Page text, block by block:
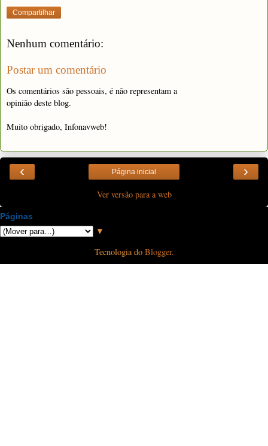
Compartilhar
Nenhum comentário:
Postar um comentário
Os comentários são pessoais, é não representam a
opinião deste blog.
Muito obrigado, Infonavweb!
‹ ›
Página inicial
Ver versão para a web
Páginas
▼
Tecnologia do Blogger.